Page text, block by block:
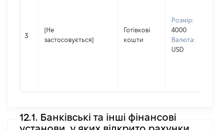
3
[Не
застосовується]
Готівкові
кошти
Розмір:
4000
Валюта:
USD
12.1. Банківські та інші фінансові